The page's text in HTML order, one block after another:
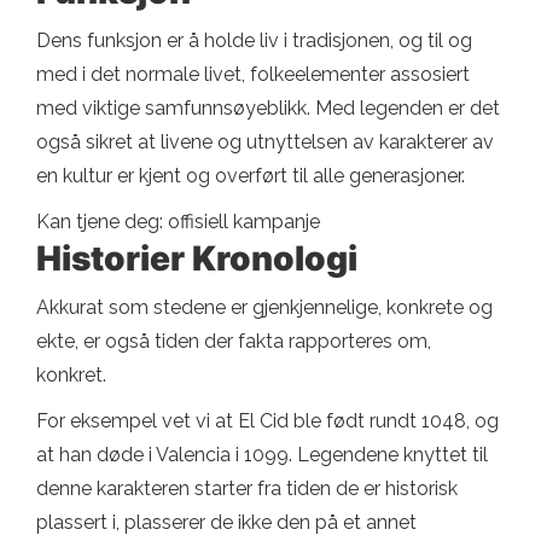
Dens funksjon er å holde liv i tradisjonen, og til og
med i det normale livet, folkeelementer assosiert
med viktige samfunnsøyeblikk. Med legenden er det
også sikret at livene og utnyttelsen av karakterer av
en kultur er kjent og overført til alle generasjoner.
Kan tjene deg: offisiell kampanje
Historier Kronologi
Akkurat som stedene er gjenkjennelige, konkrete og
ekte, er også tiden der fakta rapporteres om,
konkret.
For eksempel vet vi at El Cid ble født rundt 1048, og
at han døde i Valencia i 1099. Legendene knyttet til
denne karakteren starter fra tiden de er historisk
plassert i, plasserer de ikke den på et annet